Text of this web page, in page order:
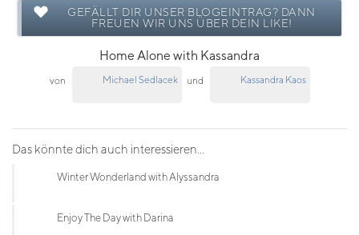
GEFÄLLT DIR UNSER BLOGEINTRAG? DANN
FREUEN WIR UNS ÜBER DEIN LIKE!
Home Alone with Kassandra
von Michael Sedlacek und Kassandra Kaos
Das könnte dich auch interessieren...
Winter Wonderland with Alyssandra
Enjoy The Day with Darina